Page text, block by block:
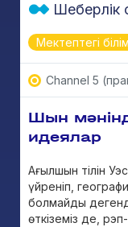
Мектептегі
Шеберлік
Channel 5
Шын
идеялар
Ағылшын тілін
үйреніп,
болмайды
өткіземіз де,